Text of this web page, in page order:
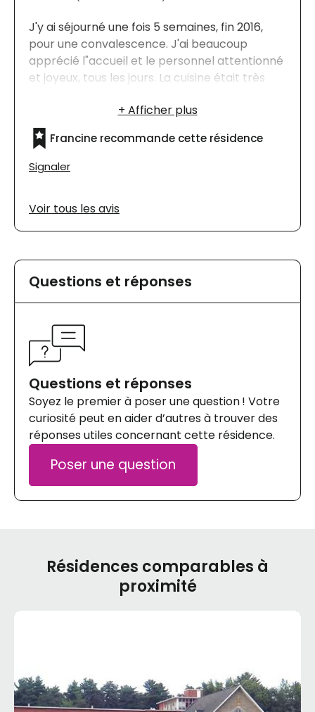
J'y ai séjourné une fois 5 semaines, fin 2016,
pour une convalescence. J'ai beaucoup
apprécié l"accueil et le personnel attentionné
et joyeux, tous les jours. La cuisine était très
calme, distingué et pieux car une messe y est
célébrée chaque matin. Pas de programme
d'animations. Chaque pensionnaire ''s'anime''
par lui-même. À l'arrière de la résidence il y a
forestiers aménagés. En avant, il y a un point
d'observation, donnant sur le magnifique Lac
Francine recommande cette résidence
Signaler
Voir tous les avis
Questions et réponses
Questions et réponses
Soyez le premier à poser une question ! Votre
curiosité peut en aider d’autres à trouver des
réponses utiles concernant cette résidence.
Poser une question
Résidences comparables à
proximité